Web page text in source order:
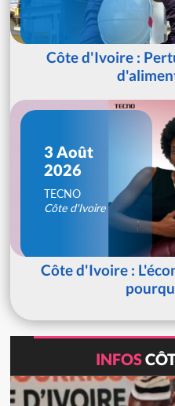
Côte d'Ivoire :
3 Août
2026
TECNO
Côte d'Ivoire
Côte d'Ivoire :
INFOS